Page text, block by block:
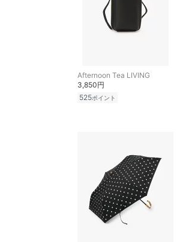
Afternoon Tea LIVING
3,850円
525ポイント